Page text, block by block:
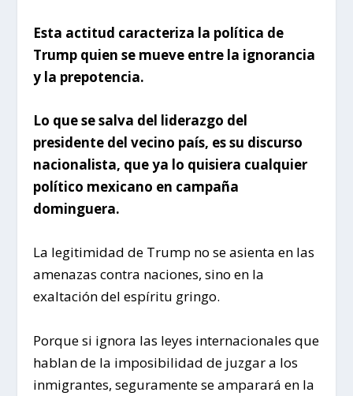
Esta actitud caracteriza la política de
Trump quien se mueve entre la ignorancia
y la prepotencia.
Lo que se salva del liderazgo del
presidente del vecino país, es su discurso
nacionalista, que ya lo quisiera cualquier
político mexicano en campaña
dominguera.
La legitimidad de Trump no se asienta en las
amenazas contra naciones, sino en la
exaltación del espíritu gringo.
Porque si ignora las leyes internacionales que
hablan de la imposibilidad de juzgar a los
inmigrantes, seguramente se amparará en la